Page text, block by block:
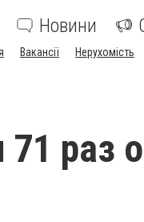
Новини
Вакансії Нерухомість
71 раз